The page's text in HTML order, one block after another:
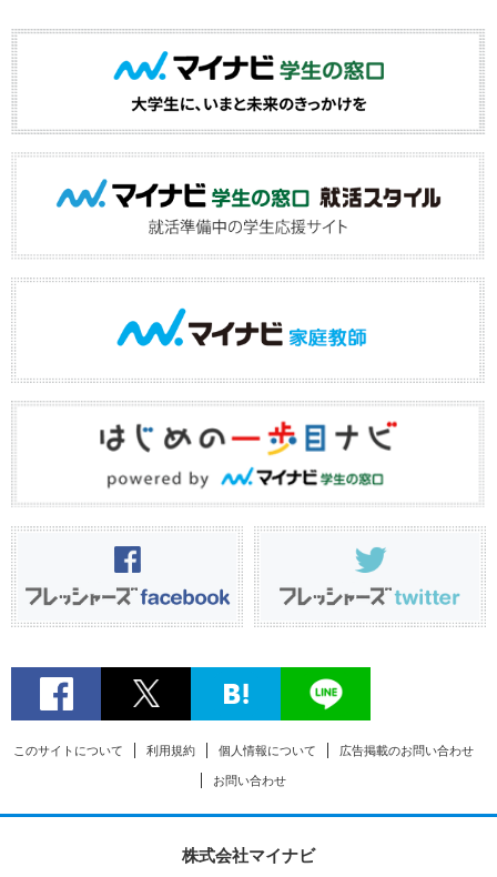
このサイトについて 利用規約 個人情報について 広告掲載のお問い合わせ
お問い合わせ
株式会社マイナビ